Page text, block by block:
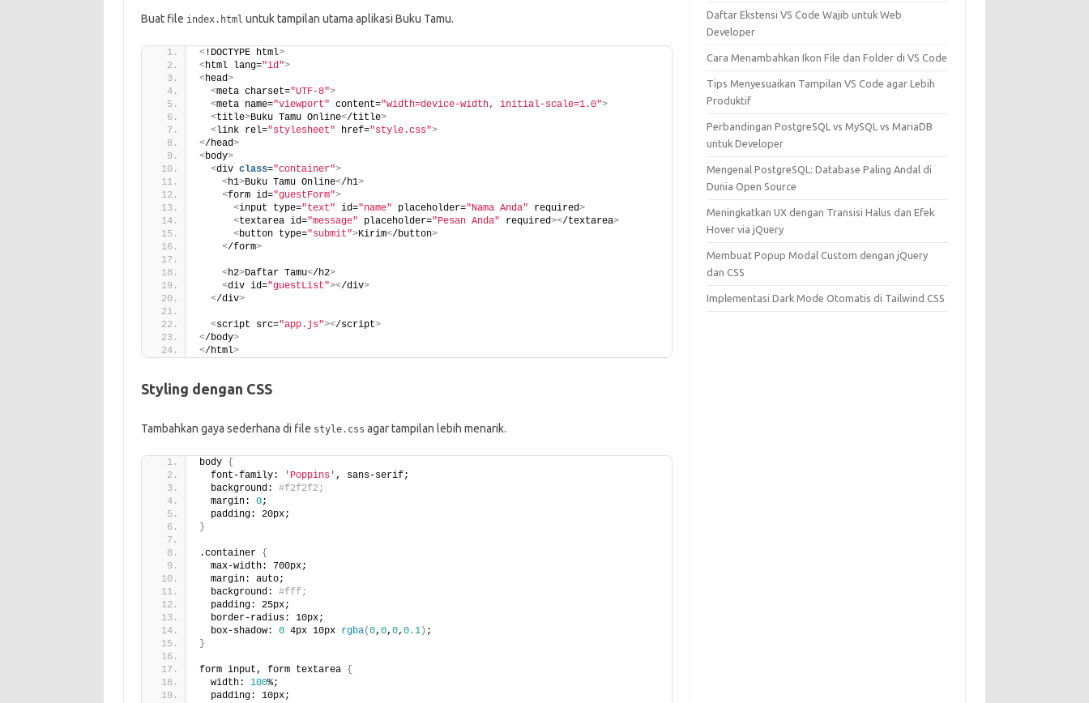
Buat file index.html untuk tampilan utama aplikasi Buku Tamu.
<!DOCTYPE html>
<html lang="id">
<head>
<meta charset="UTF-8">
<meta name="viewport" content="width=device-width, initial-scale=1.0">
<title>Buku Tamu Online</title>
<link rel="stylesheet" href="style.css">
</head>
<body>
<div class="container">
<h1>Buku Tamu Online</h1>
<form id="guestForm">
<input type="text" id="name" placeholder="Nama Anda" required>
<textarea id="message" placeholder="Pesan Anda" required></textarea>
<button type="submit">Kirim</button>
</form>
<h2>Daftar Tamu</h2>
<div id="guestList"></div>
</div>
<script src="app.js"></script>
</body>
</html>
Styling dengan CSS
Tambahkan gaya sederhana di file style.css agar tampilan lebih menarik.
body {
  font-family:
'Poppins' , sans-serif;
  background:
#f2f2f2;
  margin:
0;
  padding: 20px;
}
.container {
  max-width: 700px;
  margin: auto;
  background:
#fff;
  padding: 25px;
  border-radius: 10px;
  box-shadow:
0 4px 10px rgba(0, 0, 0, 0.1) ;
}
form input, form textarea {
  width:
100%;
  padding: 10px;
Daftar Ekstensi VS Code Wajib untuk Web
Developer
Cara Menambahkan Ikon File dan Folder di VS Code
Tips Menyesuaikan Tampilan VS Code agar Lebih
Produktif
Perbandingan PostgreSQL vs MySQL vs MariaDB
untuk Developer
Mengenal PostgreSQL: Database Paling Andal di
Dunia Open Source
Meningkatkan UX dengan Transisi Halus dan Efek
Hover via jQuery
Membuat Popup Modal Custom dengan jQuery
dan CSS
Implementasi Dark Mode Otomatis di Tailwind CSS